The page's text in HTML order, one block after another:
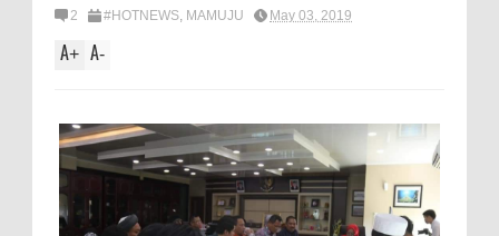
2 #HOTNEWS, MAMUJU May 03, 2019
A+ A-